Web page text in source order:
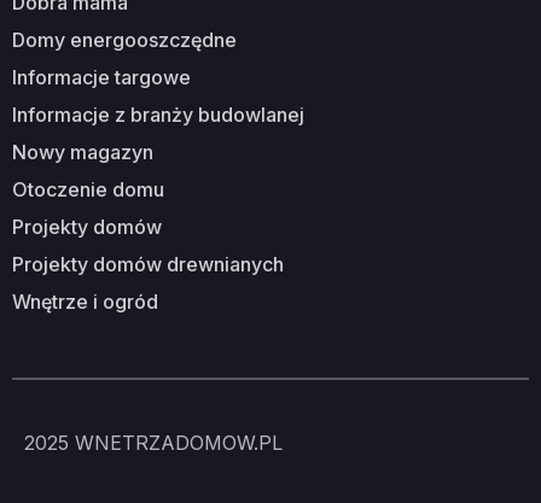
domy energooszczędne
informacje targowe
informacje z branży budowlanej
nowy magazyn
otoczenie domu
projekty domów
projekty domów drewnianych
wnętrze i ogród
2025 WNETRZADOMOW.PL